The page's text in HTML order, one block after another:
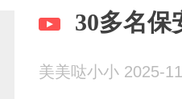
30多名保
美美哒小小 2025-